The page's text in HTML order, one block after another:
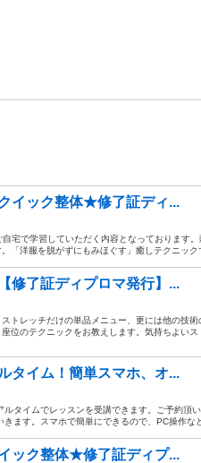
イック整体★修了証ディ...
宅で学習していただく内容となっております。
「洋服を脱がずにもみほぐす」癒しテクニック
修了証ディプロマ発行】...
トレッチだけの単品メニュー、更には他の技術
位のテクニックをお教えします。気持ちよいス
タイム！簡単スマホ、オ...
タイムでレッスンを受講できます。ご予約頂
ます。スマホで簡単にできるので、PC操作な
ック整体★修了証ディプ...